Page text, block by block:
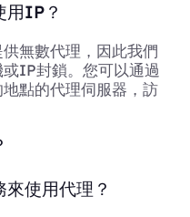
用IP？
無數代理，因此我們
IP封鎖。您可以通過
點的代理伺服器，訪
使用代理？